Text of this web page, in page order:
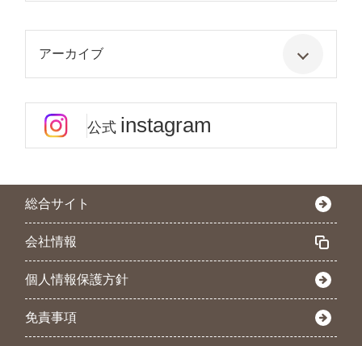
アーカイブ
公式 instagram
総合サイト
会社情報
個人情報保護方針
免責事項